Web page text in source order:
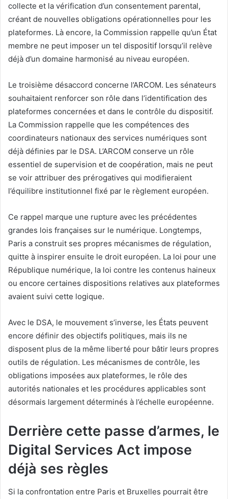
collecte et la vérification d’un consentement parental,
créant de nouvelles obligations opérationnelles pour les
plateformes. Là encore, la Commission rappelle qu’un État
membre ne peut imposer un tel dispositif lorsqu’il relève
déjà d’un domaine harmonisé au niveau européen.
Le troisième désaccord concerne l’ARCOM. Les sénateurs
souhaitaient renforcer son rôle dans l’identification des
plateformes concernées et dans le contrôle du dispositif.
La Commission rappelle que les compétences des
coordinateurs nationaux des services numériques sont
déjà définies par le DSA. L’ARCOM conserve un rôle
essentiel de supervision et de coopération, mais ne peut
se voir attribuer des prérogatives qui modifieraient
l’équilibre institutionnel fixé par le règlement européen.
Ce rappel marque une rupture avec les précédentes
grandes lois françaises sur le numérique. Longtemps,
Paris a construit ses propres mécanismes de régulation,
quitte à inspirer ensuite le droit européen. La loi pour une
République numérique, la loi contre les contenus haineux
ou encore certaines dispositions relatives aux plateformes
avaient suivi cette logique.
Avec le DSA, le mouvement s’inverse, les États peuvent
encore définir des objectifs politiques, mais ils ne
disposent plus de la même liberté pour bâtir leurs propres
outils de régulation. Les mécanismes de contrôle, les
obligations imposées aux plateformes, le rôle des
autorités nationales et les procédures applicables sont
désormais largement déterminés à l’échelle européenne.
Derrière cette passe d’armes, le
Digital Services Act impose
déjà ses règles
Si la confrontation entre Paris et Bruxelles pourrait être